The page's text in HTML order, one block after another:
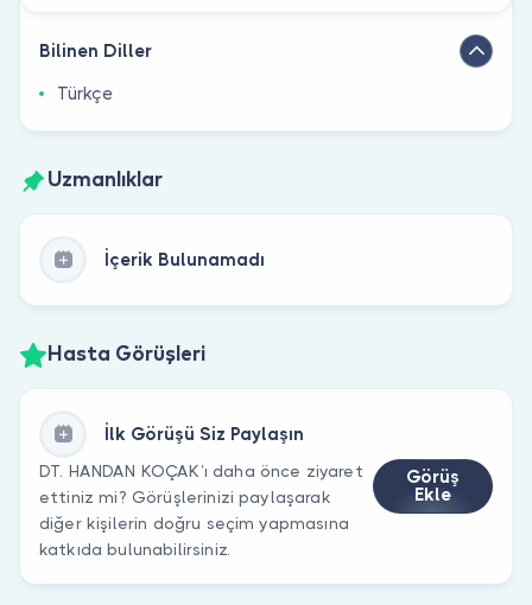
Bilinen Diller
Türkçe
Uzmanlıklar
İçerik Bulunamadı
Hasta Görüşleri
İlk Görüşü Siz Paylaşın
DT. HANDAN KOÇAK’ı daha önce ziyaret
ettiniz mi? Görüşlerinizi paylaşarak
diğer kişilerin doğru seçim yapmasına
katkıda bulunabilirsiniz.
Görüş
Ekle